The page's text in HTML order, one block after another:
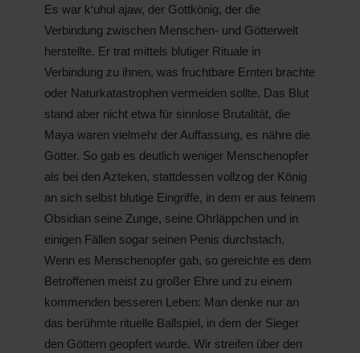
Es war k‘uhul ajaw, der Gottkönig, der die
Verbindung zwischen Menschen- und Götterwelt
herstellte. Er trat mittels blutiger Rituale in
Verbindung zu ihnen, was fruchtbare Ernten brachte
oder Naturkatastrophen vermeiden sollte. Das Blut
stand aber nicht etwa für sinnlose Brutalität, die
Maya waren vielmehr der Auffassung, es nähre die
Götter. So gab es deutlich weniger Menschenopfer
als bei den Azteken, stattdessen vollzog der König
an sich selbst blutige Eingriffe, in dem er aus feinem
Obsidian seine Zunge, seine Ohrläppchen und in
einigen Fällen sogar seinen Penis durchstach.
Wenn es Menschenopfer gab, so gereichte es dem
Betroffenen meist zu großer Ehre und zu einem
kommenden besseren Leben: Man denke nur an
das berühmte rituelle Ballspiel, in dem der Sieger
den Göttern geopfert wurde. Wir streifen über den